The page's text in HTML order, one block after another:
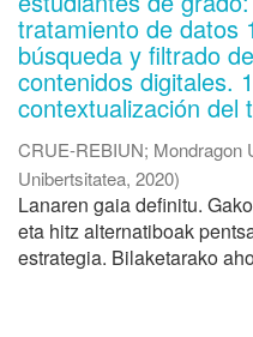
tratamiento de datos
búsqueda y filtrado
contenidos digitales.
contextualización del
CRUE-REBIUN; Mondragon
Unibertsitatea, 2020)
Lanaren gaia definitu.
eta hitz alternatiboak
estrategia. Bilaketarako